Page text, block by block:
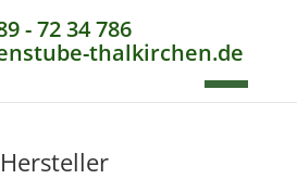
- 72 34 786
thalkirchen.de